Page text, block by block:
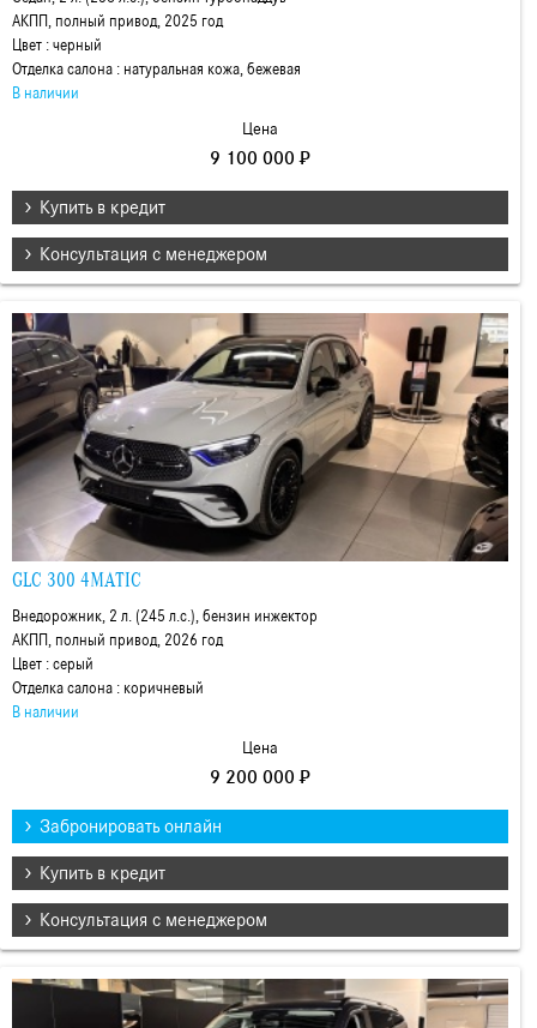
АКПП, полный привод, 2025 год
Цвет : черный
Отделка салона : натуральная кожа, бежевая
В наличии
Цена
9 100 000 ₽
Купить в кредит
Консультация с менеджером
GLC 300 4MATIC
Внедорожник, 2 л. (245 л.с.), бензин инжектор
АКПП, полный привод, 2026 год
Цвет : серый
Отделка салона : коричневый
В наличии
Цена
9 200 000 ₽
Забронировать онлайн
Купить в кредит
Консультация с менеджером